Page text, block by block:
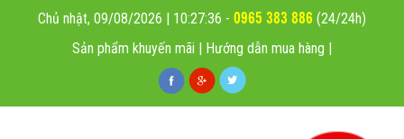
Chủ nhật, 09/08/2026 | 10:27:36 - 0965 383 886 (24/24h)
Sản phẩm khuyến mãi | Hướng dẫn mua hàng |